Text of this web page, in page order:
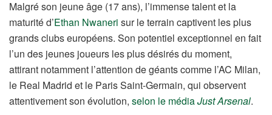
Malgré son jeune âge (17 ans), l’immense talent et la
maturité d’Ethan Nwaneri sur le terrain captivent les plus
grands clubs européens. Son potentiel exceptionnel en fait
l’un des jeunes joueurs les plus désirés du moment,
attirant notamment l’attention de géants comme l’AC Milan,
le Real Madrid et le Paris Saint-Germain, qui observent
attentivement son évolution, selon le médiaJust Arsenal.